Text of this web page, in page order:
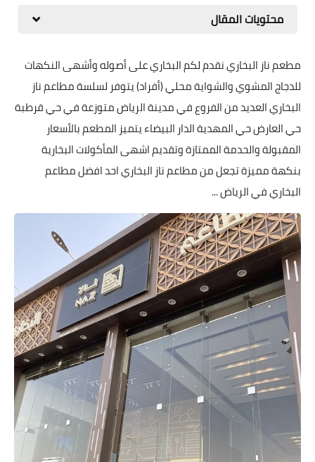
محتويات المقال
مطعم ناز البخاري نقدم لكم البخاري على أصوله وأشهى النكهات
للدجاج المشوي والشواية محلي (أفراد) يتوفر لسلسة مطاعم ناز
البخاري العديد من الفروع في مدينة الرياض متوزعة في حي قرطبة
حي العارض حي المهدية الدار البيضاء يتميز المطعم بالأسعار
المقبولة والحدمة الممتازة وتقديم اشهى المأكولات البخارية
بنكهة مميزة تجعل من مطاعم ناز البخاري احد افضل مطاعم
البخاري في الرياض ...